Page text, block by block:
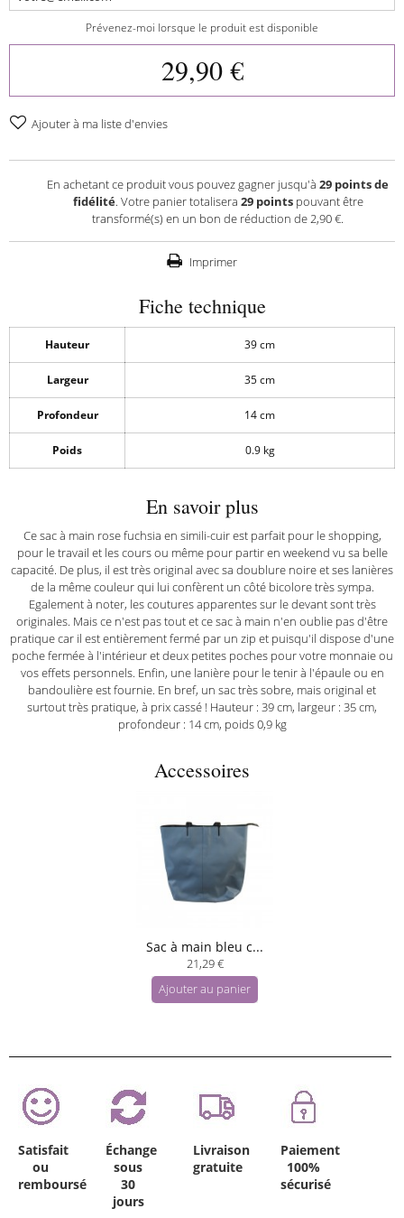
Prévenez-moi lorsque le produit est disponible
29,90 €
Ajouter à ma liste d'envies
En achetant ce produit vous pouvez gagner jusqu'à 29 points de
fidélité. Votre panier totalisera 29pointspouvant être
transformé(s) en un bon de réduction de2,90 €.
Imprimer
Fiche technique
Hauteur 39 cm
Largeur 35 cm
Profondeur 14 cm
Poids 0.9 kg
En savoir plus
Ce sac à main rose fuchsia en simili-cuir est parfait pour le shopping,
pour le travail et les cours ou même pour partir en weekend vu sa belle
capacité. De plus, il est très original avec sa doublure noire et ses lanières
de la même couleur qui lui confèrent un côté bicolore très sympa.
Egalement à noter, les coutures apparentes sur le devant sont très
originales. Mais ce n'est pas tout et ce sac à main n'en oublie pas d'être
pratique car il est entièrement fermé par un zip et puisqu'il dispose d'une
poche fermée à l'intérieur et deux petites poches pour votre monnaie ou
vos effets personnels. Enfin, une lanière pour le tenir à l'épaule ou en
bandoulière est fournie. En bref, un sac très sobre, mais original et
surtout très pratique, à prix cassé ! Hauteur : 39 cm, largeur : 35 cm,
profondeur : 14 cm, poids 0,9 kg
Accessoires
Sac à main bleu c...
21,29 €
Ajouter au panier
Satisfait
ou
remboursé
Échange
sous
30
jours
Livraison
gratuite
Paiement
100%
sécurisé